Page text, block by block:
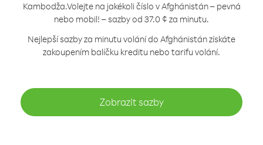
Kambodža.Volejte na jakékoli číslo v Afghánistán – pevná
nebo mobil! – sazby od 37.0 ¢ za minutu.
Nejlepší sazby za minutu volání do Afghánistán získáte
zakoupením balíčku kreditu nebo tarifu volání.
Zobrazit sazby